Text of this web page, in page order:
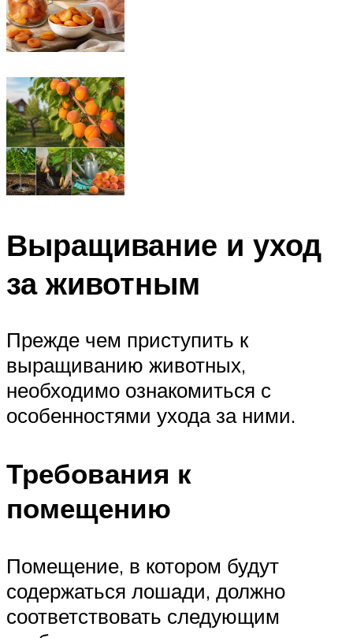
Выращивание и уход
за животным
Прежде чем приступить к
выращиванию животных,
необходимо ознакомиться с
особенностями ухода за ними.
Требования к
помещению
Помещение, в котором будут
содержаться лошади, должно
соответствовать следующим